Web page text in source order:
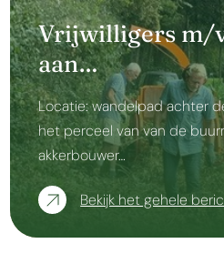
Vrijwilligers m/
aan…
Locatie: wandelpad achter
het perceel van van de
akkerbouwer…
Bekijk het gehele